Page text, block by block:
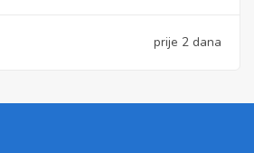
prije 2 dana